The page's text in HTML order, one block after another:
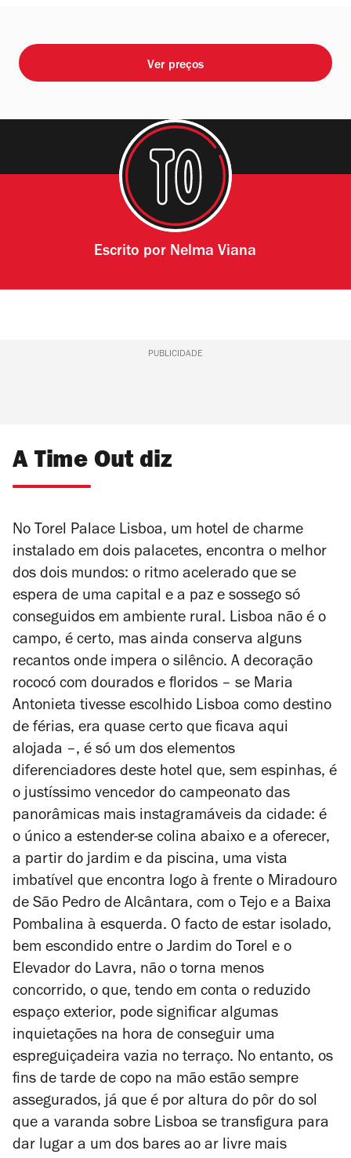
Ver preços
Escrito por Nelma Viana
PUBLICIDADE
A Time Out diz
No Torel Palace Lisboa, um hotel de charme
instalado em dois palacetes, encontra o melhor
dos dois mundos: o ritmo acelerado que se
espera de uma capital e a paz e sossego só
conseguidos em ambiente rural. Lisboa não é o
campo, é certo, mas ainda conserva alguns
recantos onde impera o silêncio. A decoração
rococó com dourados e floridos – se Maria
Antonieta tivesse escolhido Lisboa como destino
de férias, era quase certo que ficava aqui
alojada –, é só um dos elementos
diferenciadores deste hotel que, sem espinhas, é
o justíssimo vencedor do campeonato das
panorâmicas mais instagramáveis da cidade: é
o único a estender-se colina abaixo e a oferecer,
a partir do jardim e da piscina, uma vista
imbatível que encontra logo à frente o Miradouro
de São Pedro de Alcântara, com o Tejo e a Baixa
Pombalina à esquerda. O facto de estar isolado,
bem escondido entre o Jardim do Torel e o
Elevador do Lavra, não o torna menos
concorrido, o que, tendo em conta o reduzido
espaço exterior, pode significar algumas
inquietações na hora de conseguir uma
espreguiçadeira vazia no terraço. No entanto, os
fins de tarde de copo na mão estão sempre
assegurados, já que é por altura do pôr do sol
que a varanda sobre Lisboa se transfigura para
dar lugar a um dos bares ao ar livre mais